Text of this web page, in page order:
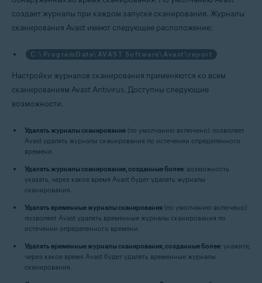
создает журналы при каждом запуске сканирования. Журналы
сканирования Avast имеют следующее расположение:
C:\ProgramData\AVAST Software\Avast\report
Настройки журналов сканирования применяются ко всем
сканированиям Avast Antivirus. Доступны следующие
возможности.
Удалять журналы сканирования (по умолчанию включено): позволяет
Avast удалять журналы сканирования по истечении определенного
времени.
Удалять журналы сканирования, созданные более: возможность
указать, через какое время Avast будет удалять журналы
сканирования.
Удалять временные журналы сканирования (по умолчанию включено):
позволяет Avast удалять временные журналы сканирования по
истечении определенного времени.
Удалять временные журналы сканирования, созданные более: укажите,
через какое время Avast будет удалять временные журналы
сканирования.